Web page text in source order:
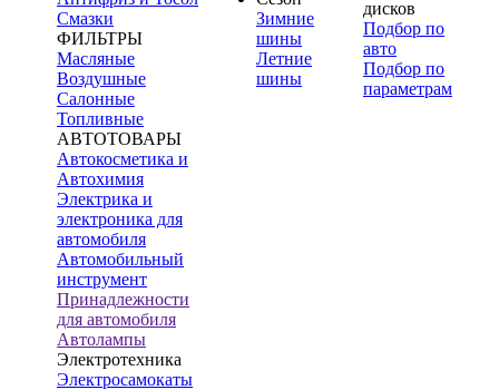
Смазки
ФИЛЬТРЫ
Масляные
Воздушные
Салонные
Топливные
АВТОТОВАРЫ
Автокосметика и
Автохимия
Электрика и
электроника для
автомобиля
Автомобильный
инструмент
Принадлежности
для автомобиля
Автолампы
Электротехника
Электросамокаты
Зимние
шины
Летние
шины
дисков
Подбор по
авто
Подбор по
параметрам